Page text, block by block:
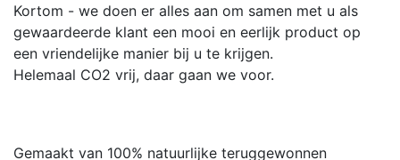
Kortom - we doen er alles aan om samen met u als
gewaardeerde klant een mooi en eerlijk product op
een vriendelijke manier bij u te krijgen.
Helemaal CO2 vrij, daar gaan we voor.
Gemaakt van 100% natuurlijke teruggewonnen